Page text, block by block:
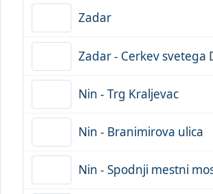
Zadar
Zadar - Cerkev svetega
Nin - Trg Kraljevac
Nin - Branimirova ulica
Nin - Spodnji mestni